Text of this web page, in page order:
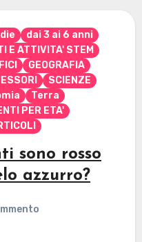
dai 3 ai 6 anni
E ATTIVITA' STEM
GEOGRAFIA
SCIENZE
Terra
PER ETA'
sono rosso
azzurro?